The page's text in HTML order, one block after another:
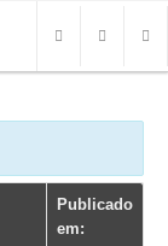
Publicado
em: